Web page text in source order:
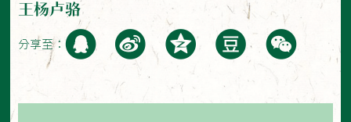
王杨卢骆
分享至：